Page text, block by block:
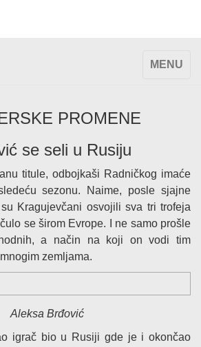
TOGGLE
MENU
PROMENE
se seli u Rusiju
titule, odbojkaši Radničkog imaće
sezonu. Naime, posle sjajne
Kragujevčani osvojili sva tri trofeja
se širom Evrope. I ne samo prošle
a način na koji on vodi tim
zemljama.
Aleksa Brđović
igrač bio u Rusiji gde je i okončao